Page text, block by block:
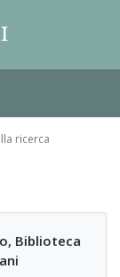
ricerca
Biblioteca